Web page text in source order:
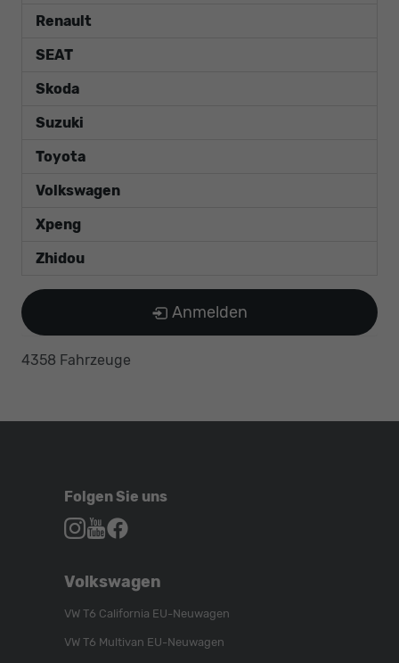
Renault
SEAT
Skoda
Suzuki
Toyota
Volkswagen
Xpeng
Zhidou
Anmelden
4358 Fahrzeuge
Folgen Sie uns
Autohaus
Sie
Instagram
Autohaus
Sie
unser
Kanal
Sie
Facebook
Volkswagen
VW T6 California EU-Neuwagen
VW T6 Multivan EU-Neuwagen